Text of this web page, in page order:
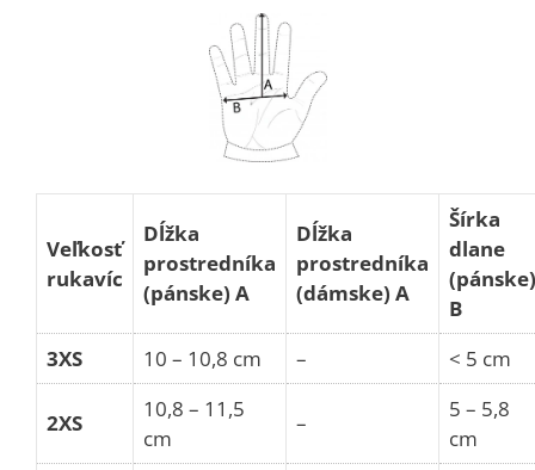
Veľkosť
rukavíc
Dĺžka
prostredníka
(pánske) A
Dĺžka
prostredníka
(dámske) A
Šírka
dlane
(pánske)
B
3XS
10 – 10,8 cm – < 5 cm
2XS
10,8 – 11,5
cm
–
5 – 5,8
cm